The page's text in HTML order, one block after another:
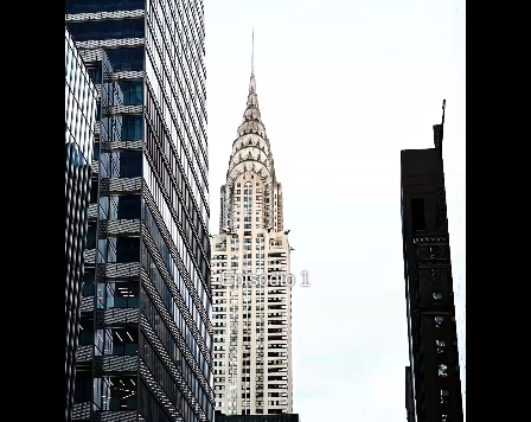
Episodio 1